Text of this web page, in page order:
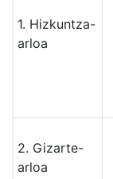
1. Hizkuntza-
arloa
2. Gizarte-
arloa